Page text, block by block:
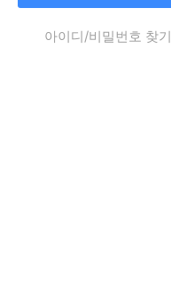
아이디/비밀번호 찾기